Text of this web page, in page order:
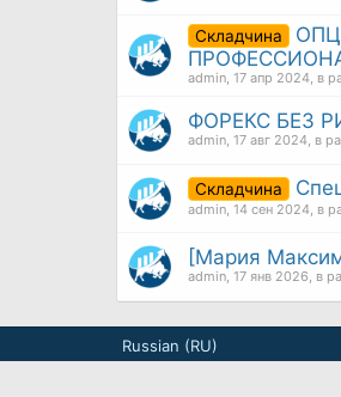
Складчина
admin 17 апр 2024 , в
ФОРЕКС БЕЗ
admin 17 авг 2024 , в
Складчина
admin 14 сен 2024 , в
[Мария
admin 17 янв 2026 , в
Russian (RU)